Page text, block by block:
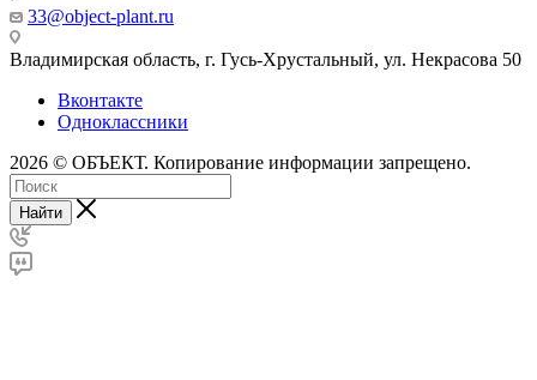
33@object-plant.ru
Владимирская область, г. Гусь-Хрустальный, ул. Некрасова 50
Вконтакте
Одноклассники
2026 © ОБЪЕКТ. Копирование информации запрещено.
Найти